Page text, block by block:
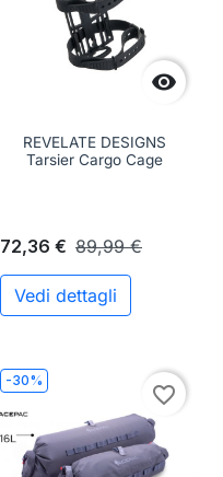

REVELATE DESIGNS
Tarsier Cargo Cage
72,36 € 89,99 €
Vedi dettagli
-30%
favorite_border